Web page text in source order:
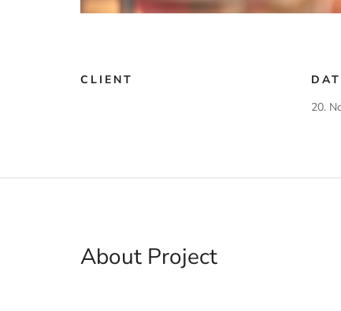
CLIENT
20.
About Project